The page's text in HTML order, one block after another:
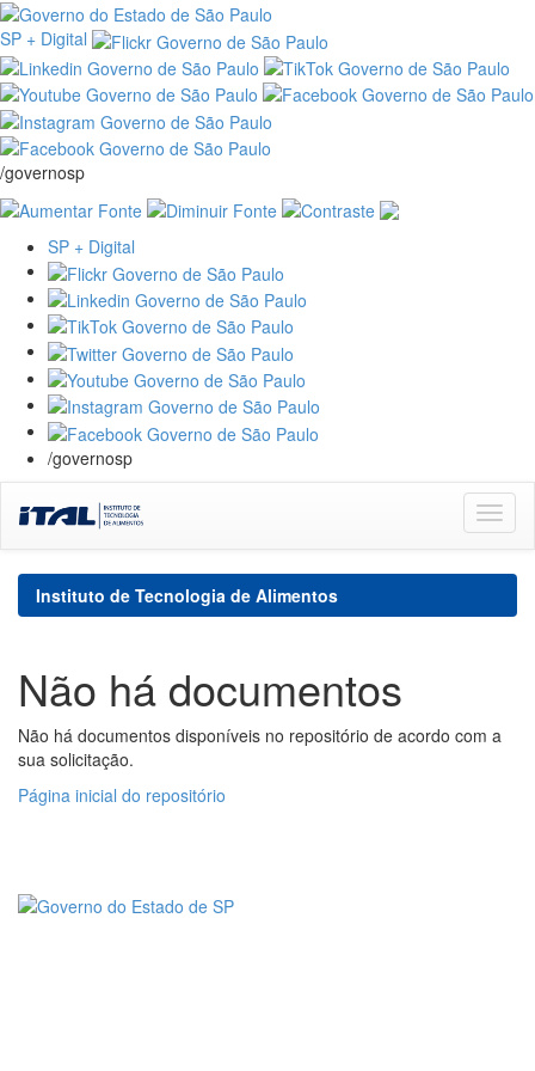
SP + Digital
/governosp
SP + Digital
/governosp
navigation
Instituto de Tecnologia de Alimentos
Não há documentos
Não há documentos disponíveis no repositório de acordo com a
sua solicitação.
Página inicial do repositório